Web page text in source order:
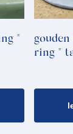
*
ring *